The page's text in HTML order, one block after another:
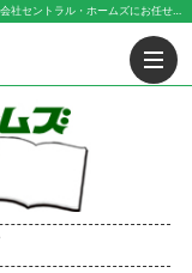
あの「タクゾウ」現場はいま・・・ | 横須賀市、三浦市の賃貸は有限会社セントラル・ホームズにお任せ下さい！